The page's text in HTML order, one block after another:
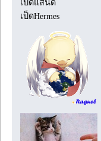
เป็ดแสนดี
เป็ดHermes